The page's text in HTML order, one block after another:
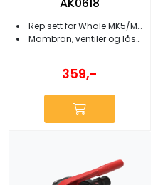
Rep.sett for Whale MK5/MK6
Mambran, ventiler og låseklips
359,-